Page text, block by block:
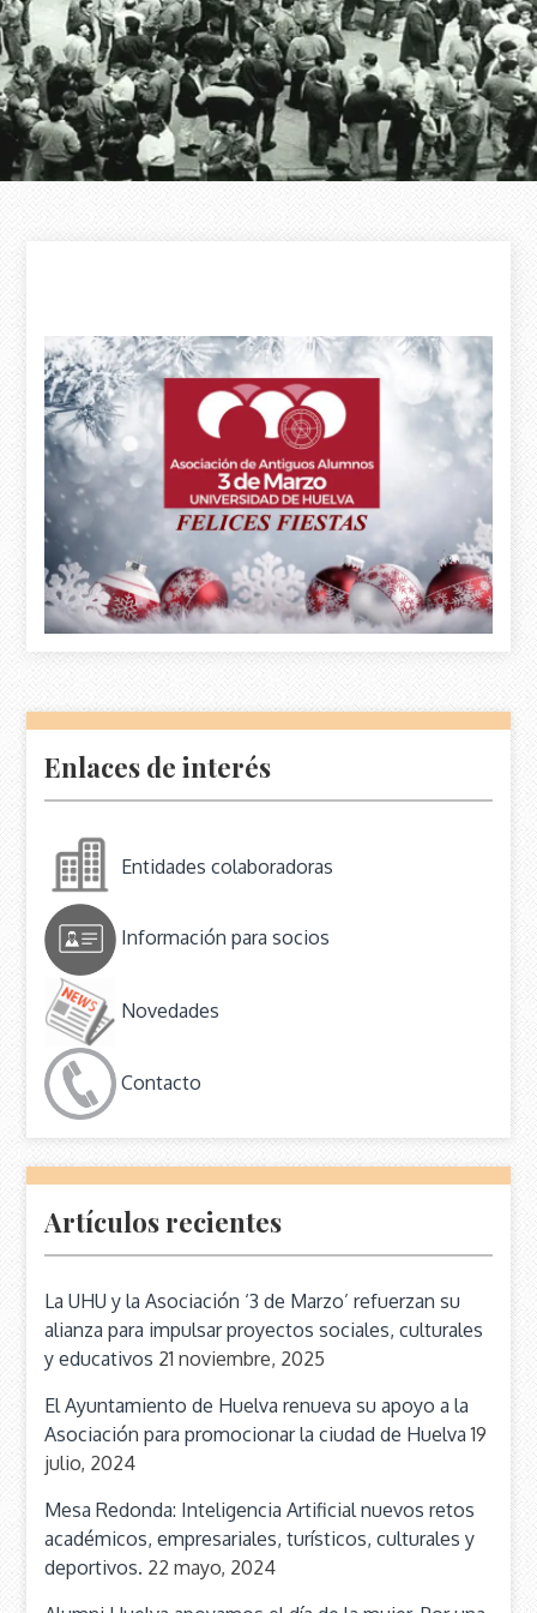
Enlaces de interés
Entidades colaboradoras
Información para socios
Novedades
Contacto
Artículos recientes
La UHU y la Asociación ‘3 de Marzo’ refuerzan su
alianza para impulsar proyectos sociales, culturales
y educativos 21 noviembre, 2025
El Ayuntamiento de Huelva renueva su apoyo a la
Asociación para promocionar la ciudad de Huelva 19
julio, 2024
Mesa Redonda: Inteligencia Artificial nuevos retos
académicos, empresariales, turísticos, culturales y
deportivos. 22 mayo, 2024